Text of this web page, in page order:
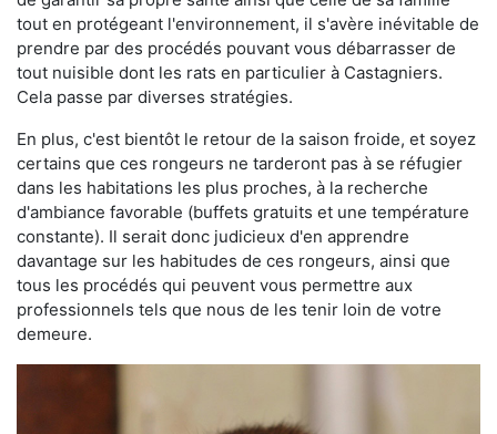
tout en protégeant l'environnement, il s'avère inévitable de
prendre par des procédés pouvant vous débarrasser de
tout nuisible dont les rats en particulier à Castagniers.
Cela passe par diverses stratégies.
En plus, c'est bientôt le retour de la saison froide, et soyez
certains que ces rongeurs ne tarderont pas à se réfugier
dans les habitations les plus proches, à la recherche
d'ambiance favorable (buffets gratuits et une température
constante). Il serait donc judicieux d'en apprendre
davantage sur les habitudes de ces rongeurs, ainsi que
tous les procédés qui peuvent vous permettre aux
professionnels tels que nous de les tenir loin de votre
demeure.